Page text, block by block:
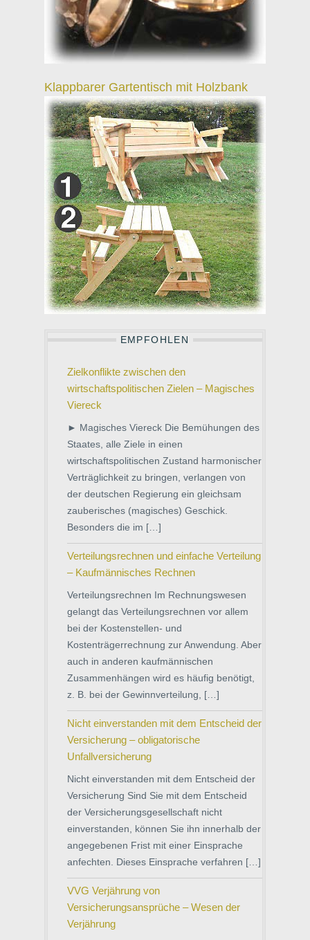
Klappbarer Gartentisch mit Holzbank
EMPFOHLEN
Zielkonflikte zwischen den
wirtschaftspolitischen Zielen – Magisches
Viereck
► Magisches Viereck Die Bemühungen des
Staates, alle Ziele in einen
wirtschaftspolitischen Zustand harmonischer
Verträglichkeit zu bringen, verlangen von
der deutschen Regierung ein gleichsam
zauberisches (magisches) Geschick.
Besonders die im […]
Verteilungsrechnen und einfache Verteilung
– Kaufmännisches Rechnen
Verteilungsrechnen Im Rechnungswesen
gelangt das Verteilungsrechnen vor allem
bei der Kostenstellen- und
Kostenträgerrechnung zur Anwendung. Aber
auch in anderen kaufmännischen
Zusammenhängen wird es häufig benötigt,
z. B. bei der Gewinnverteilung, […]
Nicht einverstanden mit dem Entscheid der
Versicherung – obligatorische
Unfallversicherung
Nicht einverstanden mit dem Entscheid der
Versicherung Sind Sie mit dem Entscheid
der Versicherungsgesellschaft nicht
einverstanden, können Sie ihn innerhalb der
angegebenen Frist mit einer Einsprache
anfechten. Dieses Einsprache verfahren […]
VVG Verjährung von
Versicherungsansprüche – Wesen der
Verjährung